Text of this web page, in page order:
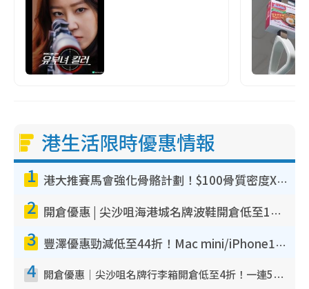
港生活限時優惠情報
1 港大推賽馬會強化骨骼計劃！$100骨質密度X光檢查 完成免費運動訓練送超市禮券！附參加資格
2 開倉優惠 | 尖沙咀海港城名牌波鞋開倉低至1折！On鞋$899起／Joy&Peace鞋履$98起
3 豐澤優惠勁減低至44折！Mac mini/iPhone17Pro大減價！廚房家電$220起
4 開倉優惠｜尖沙咀名牌行李箱開倉低至4折！一連5日 American Tourister/ace./Hallmark $200起！